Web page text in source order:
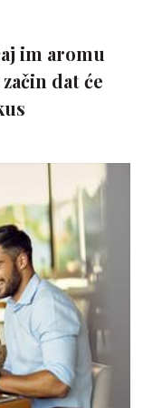
im aromu
dat će